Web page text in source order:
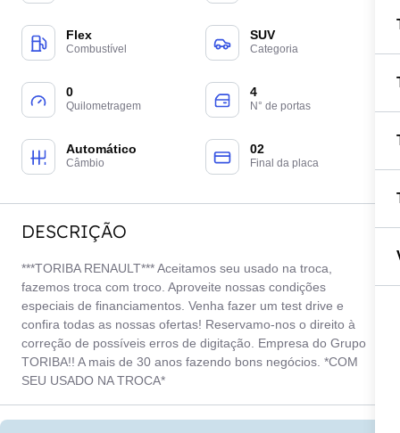
Flex
Combustível
SUV
Categoria
0
Quilometragem
4
N° de portas
Automático
Câmbio
02
Final da placa
DESCRIÇÃO
***TORIBA RENAULT*** Aceitamos seu usado na troca,
fazemos troca com troco. Aproveite nossas condições
especiais de financiamentos. Venha fazer um test drive e
confira todas as nossas ofertas! Reservamo-nos o direito à
correção de possíveis erros de digitação. Empresa do Grupo
TORIBA!! A mais de 30 anos fazendo bons negócios. *COM
SEU USADO NA TROCA*